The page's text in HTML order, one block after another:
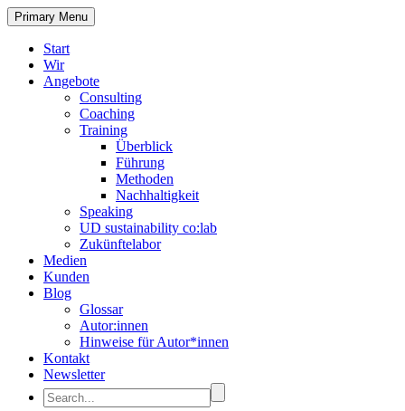
Primary Menu
Start
Wir
Angebote
Consulting
Coaching
Training
Überblick
Führung
Methoden
Nachhaltigkeit
Speaking
UD sustainability co:lab
Zukünftelabor
Medien
Kunden
Blog
Glossar
Autor:innen
Hinweise für Autor*innen
Kontakt
Newsletter